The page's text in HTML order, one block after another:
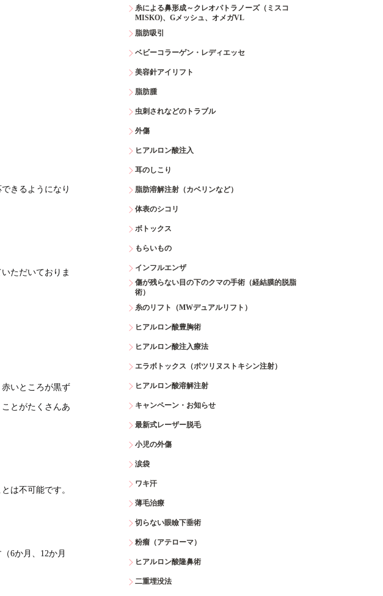
きるようになり
ただいておりま
いところが黒ず
とがたくさんあ
は不可能です。
6か月、12か月
糸による鼻形成～クレオパトラノーズ（ミスコ
MISKO)、Gメッシュ、オメガVL
脂肪吸引
ベビーコラーゲン・レディエッセ
美容針アイリフト
脂肪腫
虫刺されなどのトラブル
外傷
ヒアルロン酸注入
耳のしこり
脂肪溶解注射（カベリンなど）
体表のシコリ
ボトックス
もらいもの
インフルエンザ
傷が残らない目の下のクマの手術（経結膜的脱脂
術）
糸のリフト（MWデュアルリフト）
ヒアルロン酸豊胸術
ヒアルロン酸注入療法
エラボトックス（ボツリヌストキシン注射）
ヒアルロン酸溶解注射
キャンペーン・お知らせ
最新式レーザー脱毛
小児の外傷
涙袋
ワキ汗
薄毛治療
切らない眼瞼下垂術
粉瘤（アテローマ）
ヒアルロン酸隆鼻術
二重埋没法